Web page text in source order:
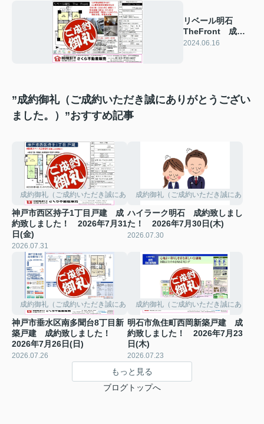
リベール明石
TheFront 成約
致しました！
2024.06.16
”成約御礼（ご成約いただき誠にありがとうござい
ました。）”おすすめ記事
成約御礼（ご成約いただき誠にありがとうございました。）
神戸市西区持子1丁目戸建 成
約致しました！ 2026年7月31
日(金)
2026.07.31
成約御礼（ご成約いただき誠にありが
ハイラーク明石 成約致しまし
た！ 2026年7月30日(木)
2026.07.30
成約御礼（ご成約いただき誠にありがとうございました。）
神戸市垂水区南多聞台8丁目新
築戸建 成約致しました！
2026年7月26日(日)
2026.07.26
成約御礼（ご成約いただき誠にありが
明石市魚住町西岡新築戸建 成
約致しました！ 2026年7月23
日(木)
2026.07.23
もっと見る
ブログトップへ